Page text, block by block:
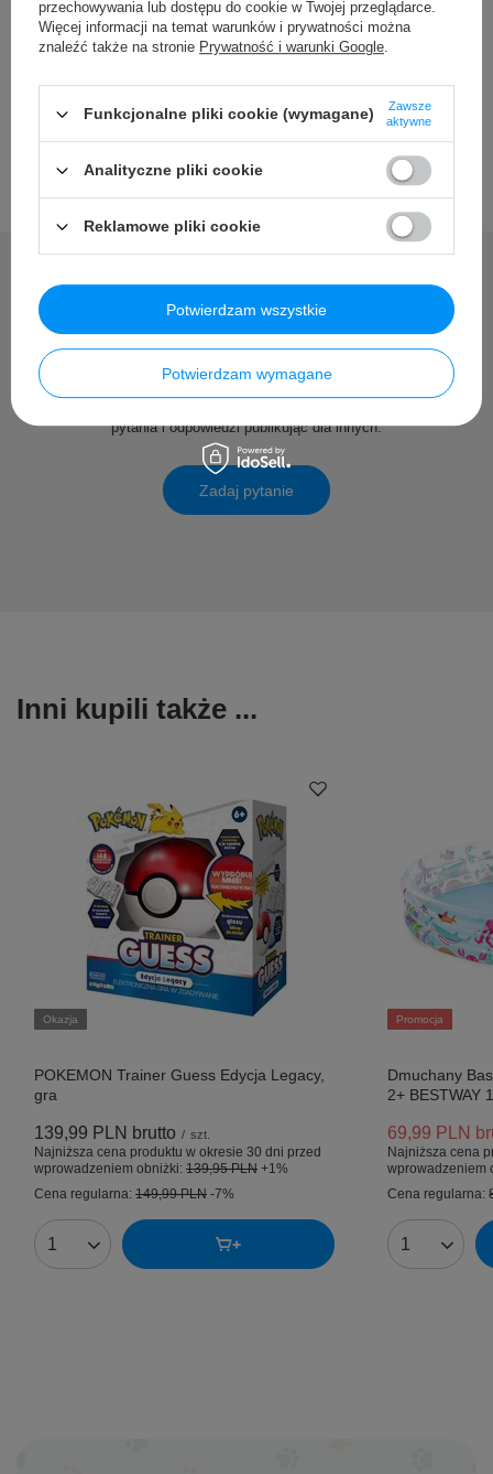
Szczegółowe dane
Potrzebujesz pomocy? Masz
pytania?
pytania i odpowiedzi publikując dla innych.
Zadaj pytanie
Inni kupili także ...
Okazja
POKEMON Trainer Guess Edycja Legacy,
gra
139,99 PLN brutto / szt.
Najniższa cena produktu w okresie 30 dni przed
wprowadzeniem obniżki: 139,95 PLN +1%
Cena regularna: 149,99 PLN -7%
Ilość produktów
Promocja
Dmuchany
2+ BESTWAY
69,99 PLN
Najniższa cena
wprowadzeniem
Cena regularna:
Ilość
przechowywania lub dostępu do cookie w Twojej przeglądarce.
Więcej informacji na temat warunków i prywatności można
znaleźć także na stronie Prywatność i warunki Google.
Funkcjonalne pliki cookie (wymagane)
Zawsze
aktywne
Analityczne pliki cookie
Reklamowe pliki cookie
Potwierdzam wymagane
Potwierdzam wszystkie